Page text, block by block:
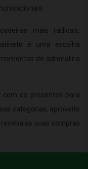
mais radicais,
é uma escolha
de adrenalina
os presentes para
categorias, aproveite
as suas compras